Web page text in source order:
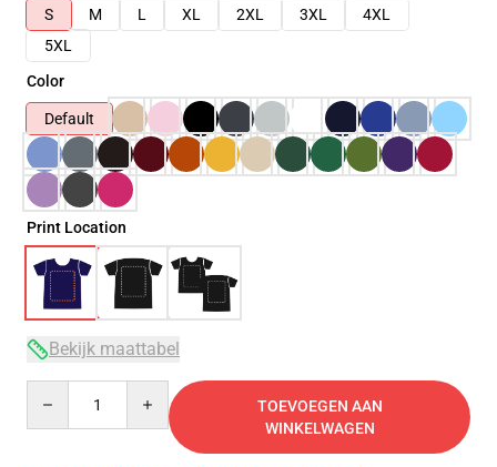
S
M L XL 2XL 3XL
4XL
5XL
Color
Default
Print Location
Bekijk maattabel
TOEVOEGEN AAN
WINKELWAGEN